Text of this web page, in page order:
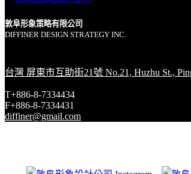
敦阜形象策略有限公司
DIFFINER DESIGN STRATEGY INC.
台灣 屏東市互助街21號 No.21, Huzhu St.,
T+886-8-7334434
F+886-8-7334431
diffiner@gmail.com